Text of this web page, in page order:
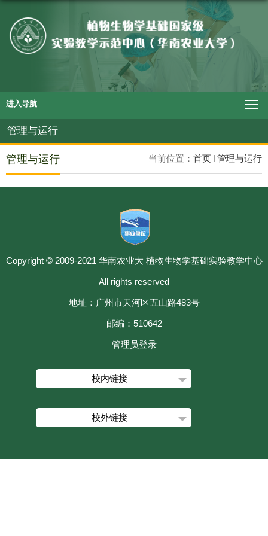
进入导航
管理与运行
当前位置： 首页 管理与运行
管理与运行
Copyright © 2009-2021 华南农业大 植物生物学基础实验教学中心
All rights reserved
地址：广州市天河区五山路483号
邮编：510642
管理员登录
校内链接
校外链接